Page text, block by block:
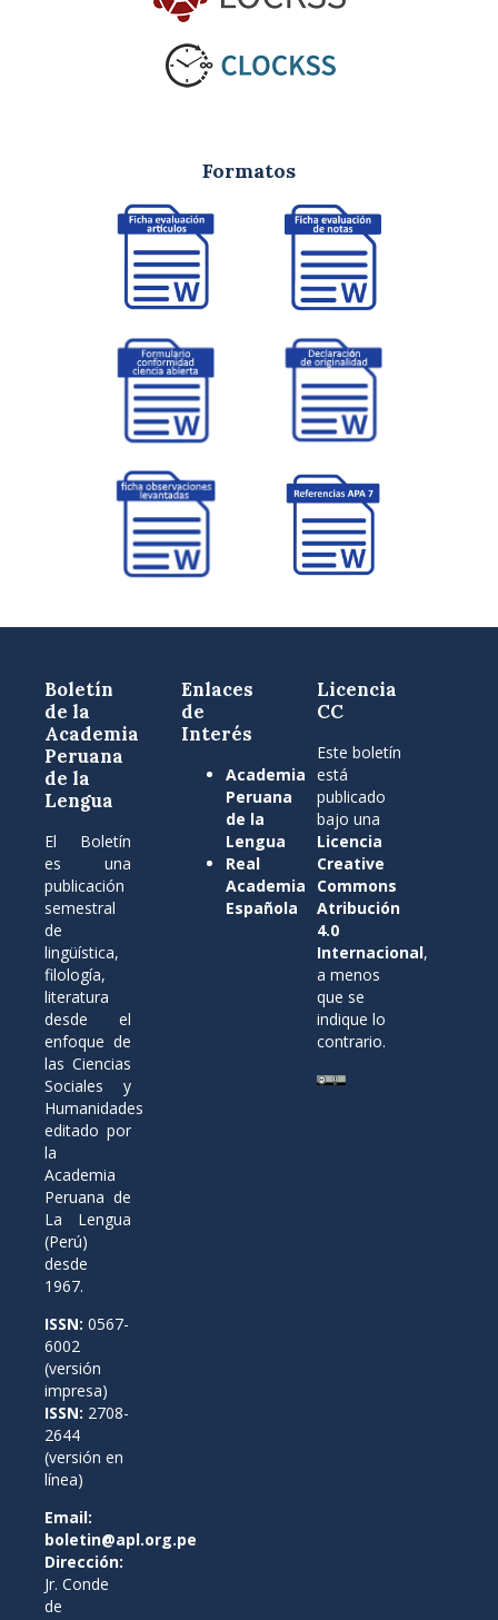
Formatos
Boletín
de la
Academia
Peruana
de la
Lengua
El Boletín
es una
publicación
semestral
de
lingüística,
filología,
literatura
desde el
enfoque de
las Ciencias
Sociales y
Humanidades
editado por
la
Academia
Peruana de
La Lengua
(Perú)
desde
1967.
ISSN: 0567-
6002
(versión
impresa)
ISSN: 2708-
2644
(versión en
línea)
Email:
boletin@apl.org.pe
Dirección:
Jr. Conde
de
Enlaces
de
Interés
Academia
Peruana
de la
Lengua
Real
Academia
Española
Licencia
CC
Este boletín
está
publicado
bajo una
Licencia
Creative
Commons
Atribución
4.0
Internacional,
a menos
que se
indique lo
contrario.